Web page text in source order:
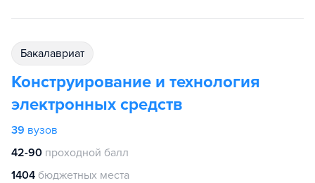
бакалавриат
Конструирование и технология
электронных средств
39 вузов
42-90 проходной балл
1404 бюджетных места